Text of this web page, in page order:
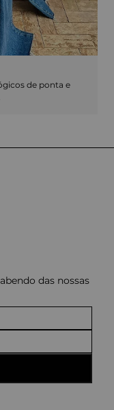
de ponta e
das nossas